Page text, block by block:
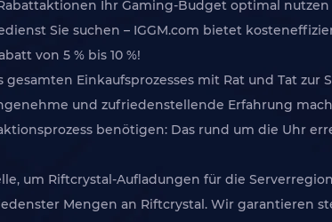
Ihr Gaming-Budget optimal
Sie suchen – IGGM.com bietet
von 5 % bis 10 %!
Einkaufsprozesses mit Rat und Tat zur
und zufriedenstellende Erfahrung
benötigen: Das rund um die Uhr
um Riftcrystal-Aufladungen für die
Mengen an Riftcrystal. Wir garantieren